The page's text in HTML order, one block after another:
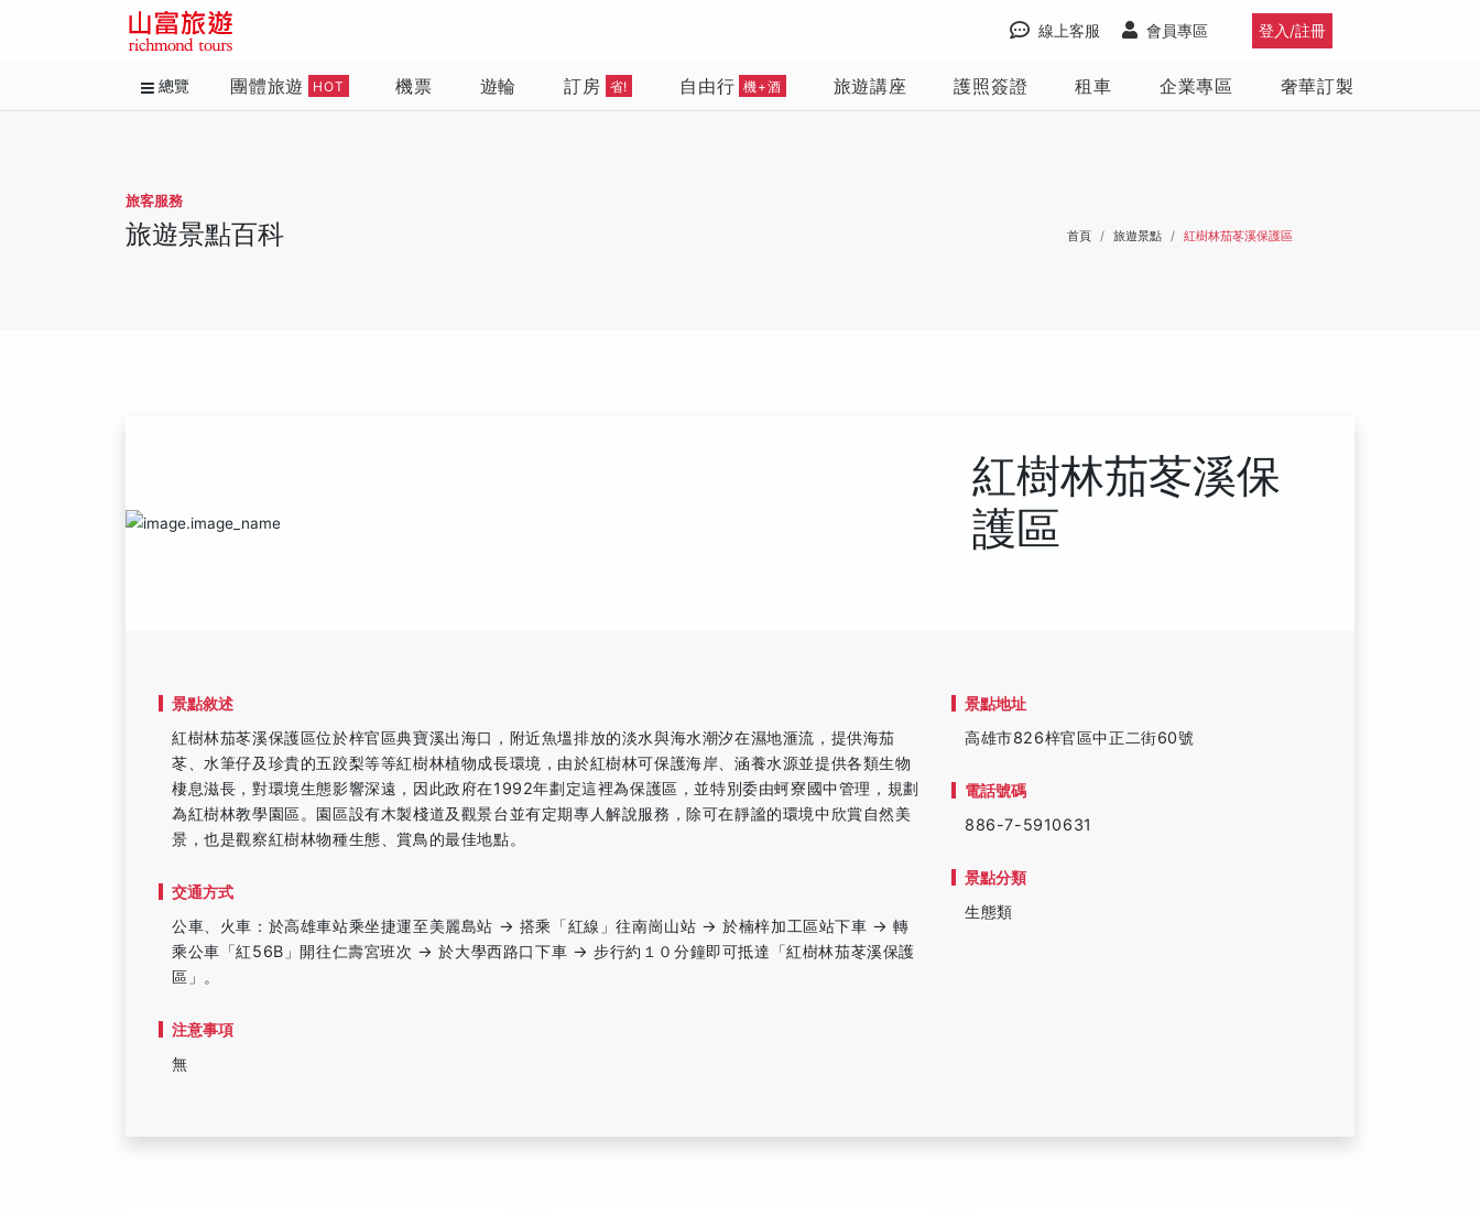
登入/註冊
會員專區
線上客服
總覽 團體旅遊 HOT 機票 遊輪 訂房 省! 自由行 機+酒 旅遊講座 護照簽證 租車 企業專區 奢華訂製
旅客服務
旅遊景點百科 首頁 旅遊景點 紅樹林茄苳溪保護區
紅樹林茄苳溪保
護區
景點敘述
紅樹林茄苳溪保護區位於梓官區典寶溪出海口，附近魚塭排放的淡水與海水潮汐在濕地滙流，提供海茄
苳、水筆仔及珍貴的五跤梨等等紅樹林植物成長環境，由於紅樹林可保護海岸、涵養水源並提供各類生物
棲息滋長，對環境生態影響深遠，因此政府在1992年劃定這裡為保護區，並特別委由蚵寮國中管理，規劃
為紅樹林教學園區。園區設有木製棧道及觀景台並有定期專人解說服務，除可在靜謐的環境中欣賞自然美
景，也是觀察紅樹林物種生態、賞鳥的最佳地點。
交通方式
公車、火車：於高雄車站乘坐捷運至美麗島站 → 搭乘「紅線」往南崗山站 → 於楠梓加工區站下車 → 轉
乘公車「紅56B」開往仁壽宮班次 → 於大學西路口下車 → 步行約１０分鐘即可抵達「紅樹林茄苳溪保護
區」。
注意事項
無
景點地址
高雄市826梓官區中正二街60號
電話號碼
886-7-5910631
景點分類
生態類